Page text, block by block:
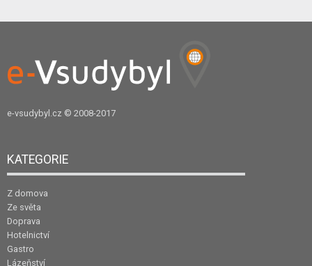
e-vsudybyl.cz © 2008-2017
KATEGORIE
Z domova
Ze světa
Doprava
Hotelnictví
Gastro
Lázeňství